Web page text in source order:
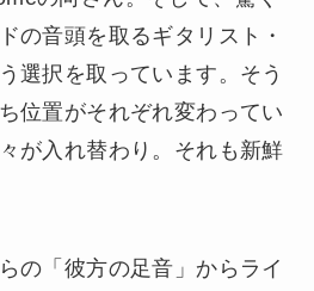
の音頭を取るギタリスト・
選択を取っています。そう
位置がそれぞれ変わってい
が入れ替わり。それも新鮮
の「彼方の足音」からライ